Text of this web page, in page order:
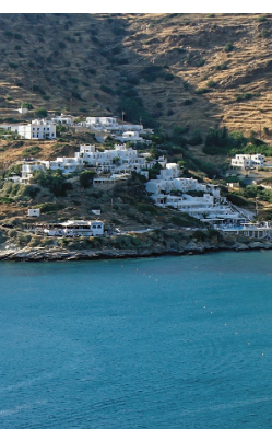
Mer än bara sol och bad på
Samos
Lerici – Italiens gömda pärla vid
Liguriens kust